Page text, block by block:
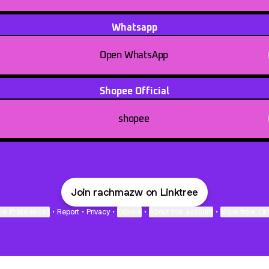
Whatsapp
Open WhatsApp
Shopee Official
shopee
Join rachmazw on Linktree
• Report • Privacy • • •